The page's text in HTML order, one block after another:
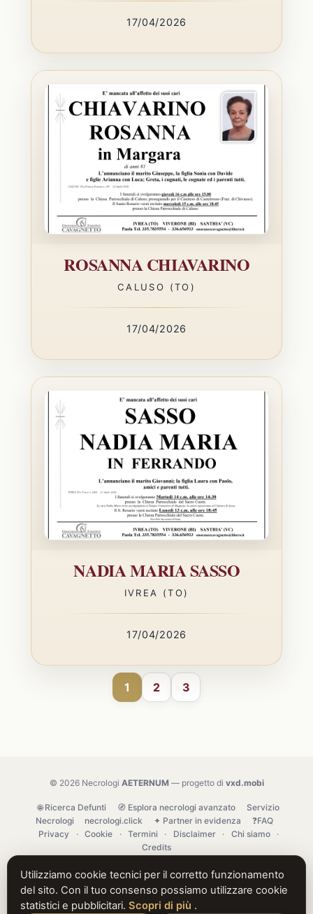
17/04/2026
ROSANNA CHIAVARINO
CALUSO (TO)
17/04/2026
NADIA MARIA SASSO
IVREA (TO)
17/04/2026
1 2 3
© 2026 Necrologi AETERNUM— progetto di vxd.mobi
🌐 Ricerca Defunti 🧭 Esplora necrologi avanzato
Servizio
Necrologi
necrologi.click ✦ Partner in evidenza
❓FAQ
Privacy
· Cookie · Termini · Disclaimer · Chi siamo
·
Credits
Utilizziamo cookie tecnici per il corretto funzionamento
del sito. Con il tuo consenso possiamo utilizzare cookie
statistici e pubblicitari. Scopri di più .